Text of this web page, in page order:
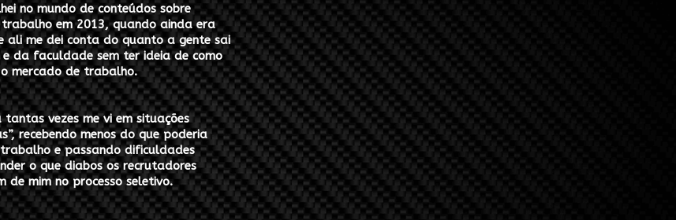
no mundo de conteúdos sobre
em 2013, quando ainda era
ali me dei conta do quanto a gente sai
da faculdade sem ter ideia de como
mercado de trabalho.
tantas vezes me vi em situações
recebendo menos do que poderia
e passando dificuldades
o que diabos os recrutadores
de mim no processo seletivo.